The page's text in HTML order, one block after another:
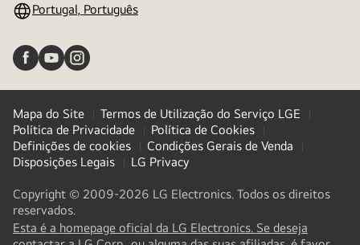
Portugal, Português
Mapa do Site
Termos de Utilização do Serviço LGE
Política de Privacidade
Política de Cookies
Definições de cookies
Condições Gerais de Venda
Disposições Legais
LG Privacy
Copyright © 2009-2026 LG Electronics. Todos os direitos
reservados.
Esta é a homepage oficial da LG Electronics. Se deseja